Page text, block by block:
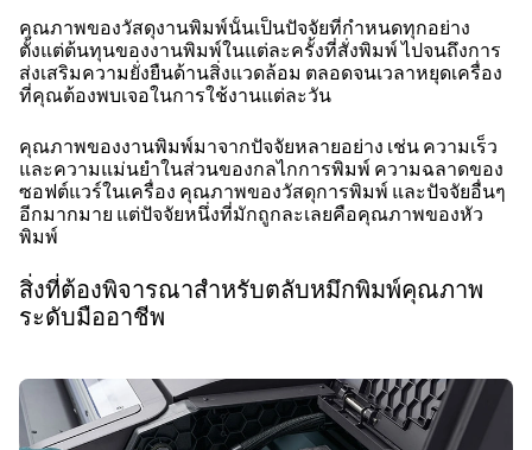
คุณภาพของวัสดุงานพิมพ์นั้นเป็นปัจจัยที่กำหนดทุกอย่าง
ตั้งแต่ต้นทุนของงานพิมพ์ในแต่ละครั้งที่สั่งพิมพ์ ไปจนถึงการ
ส่งเสริมความยั่งยืนด้านสิ่งแวดล้อม ตลอดจนเวลาหยุดเครื่อง
ที่คุณต้องพบเจอในการใช้งานแต่ละวัน
คุณภาพของงานพิมพ์มาจากปัจจัยหลายอย่าง เช่น ความเร็ว
และความแม่นยำในส่วนของกลไกการพิมพ์ ความฉลาดของ
ซอฟต์แวร์ในเครื่อง คุณภาพของวัสดุการพิมพ์ และปัจจัยอื่นๆ
อีกมากมาย แต่ปัจจัยหนึ่งที่มักถูกละเลยคือคุณภาพของหัว
พิมพ์
สิ่งที่ต้องพิจารณาสำหรับตลับหมึกพิมพ์คุณภาพ
ระดับมืออาชีพ